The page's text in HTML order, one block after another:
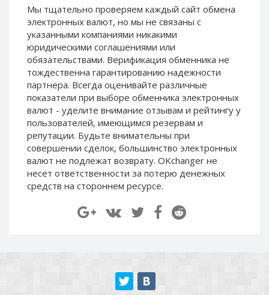
Мы тщательно проверяем каждый сайт обмена
электронных валют, но мы не связаны c
указанными компаниями никакими
юридическими соглашениями или
обязательствами. Верификация обменника не
тождественна гарантированию надежности
партнера. Всегда оценивайте различные
показатели при выборе обменника электронных
валют - уделите внимание отзывам и рейтингу у
пользователей, имеющимся резервам и
репутации. Будьте внимательны при
совершении сделок, большинство электронных
валют не подлежат возврату. OKchanger не
несет ответственности за потерю денежных
средств на стороннем ресурсе.
Cronos (CRO)
Decentraland (MANA)
NEAR
Protocol (NEAR)
Toncoin (TON)
Yearn
Finance (YFI)
Wrapped BTC (WBTC)
Verge (XVG)
Ontology
(ONT)
Uniswap (UNI)
USDCoin BEP20 (USDC)
Decentraland (MANA)
Protocol (NEAR)
Yearn
Finance (YFI)
Wrapped BTC (WBTC)
Verge (XVG)
(ONT)
USDCoin BEP20 (USDC)